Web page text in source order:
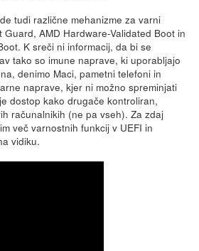
tudi različne mehanizme za varni
AMD Hardware-Validated Boot in
K sreči ni informacij, da bi se
tako so imune naprave, ki uporabljajo
denimo Maci, pametni telefoni in
naprave, kjer ni možno spreminjati
dostop kako drugače kontroliran,
računalnikih (ne pa vseh). Za zdaj
več varnostnih funkcij v UEFI in
vidiku.